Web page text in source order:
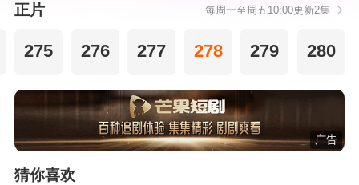
正片 每周一至周五10:00更新2集
275 276 277 278 279 280
广告
猜你喜欢